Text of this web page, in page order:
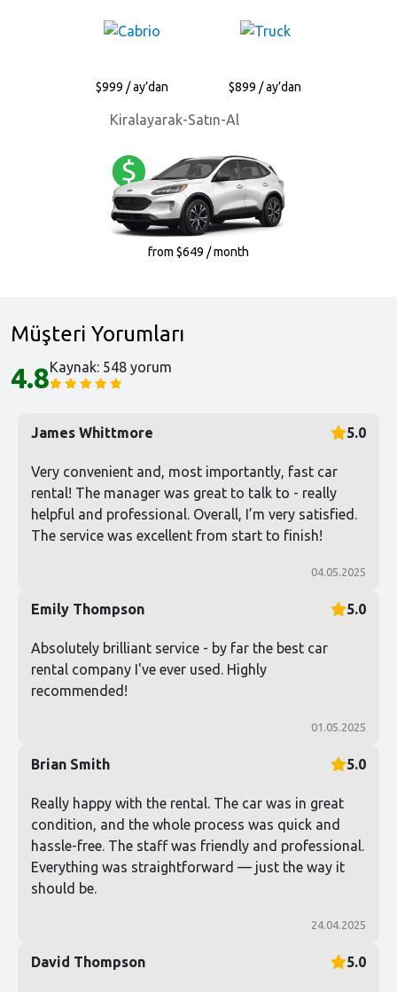
$999 / ay’dan $899 / ay’dan
Kiralayarak-Satın-Al
from $649 / month
Müşteri Yorumları
4.8Kaynak: 548 yorum
James Whittmore 5.0
Very convenient and, most importantly, fast car
rental! The manager was great to talk to - really
helpful and professional. Overall, I’m very satisfied.
The service was excellent from start to finish!
04.05.2025
Emily Thompson 5.0
Absolutely brilliant service - by far the best car
rental company I've ever used. Highly
recommended!
01.05.2025
Brian Smith 5.0
Really happy with the rental. The car was in great
condition, and the whole process was quick and
hassle-free. The staff was friendly and professional.
Everything was straightforward — just the way it
should be.
24.04.2025
David Thompson 5.0